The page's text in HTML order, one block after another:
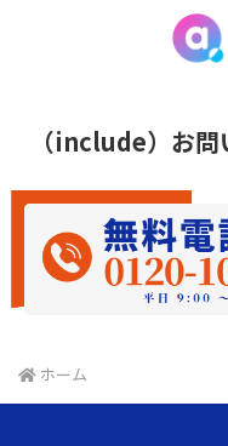
（include）お
ホーム